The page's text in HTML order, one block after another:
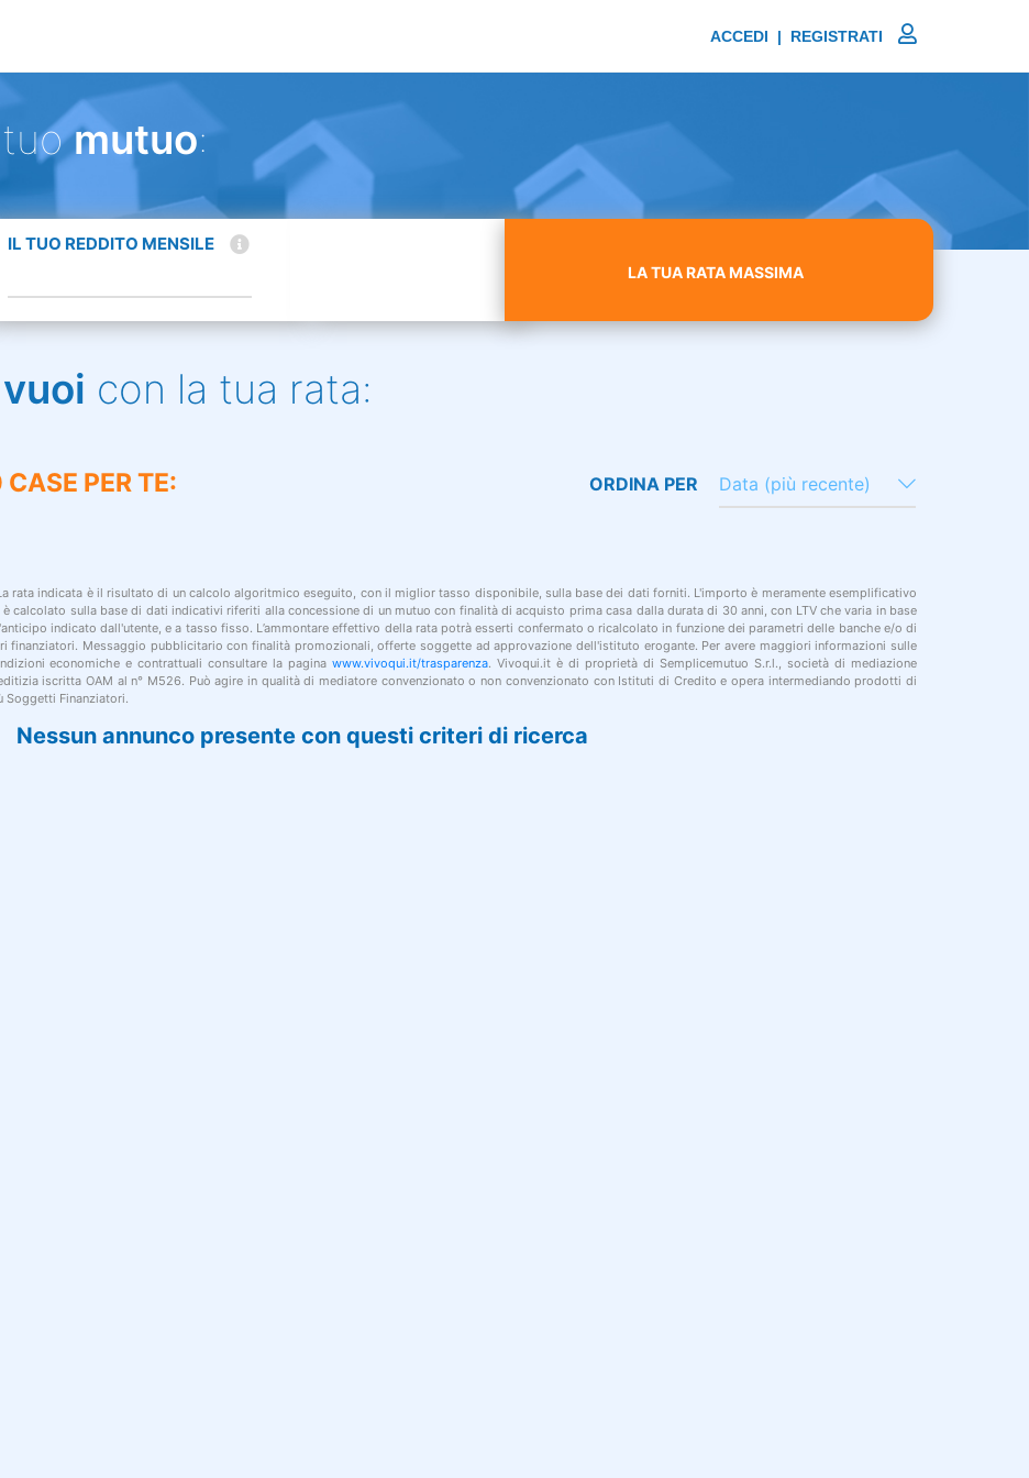
ACCEDI | REGISTRATI
tuomutuo:
IL TUO REDDITO MENSILE
LA TUA RATA MASSIMA
vuoi con la tua rata:
Nessun annunco presente con questi criteri di ricerca
CASE PER TE: ORDINA PER Data (più recente)
rata indicata è il risultato di un calcolo algoritmico eseguito, con il miglior tasso disponibile, sulla base dei dati forniti. L'importo è meramente esemplificativo
è calcolato sulla base di dati indicativi riferiti alla concessione di un mutuo con finalità di acquisto prima casa dalla durata di 30 anni, con LTV che varia in base
indicato dall'utente, e a tasso fisso. L’ammontare effettivo della rata potrà esserti confermato o ricalcolato in funzione dei parametri delle banche e/o di
finanziatori. Messaggio pubblicitario con finalità promozionali, offerte soggette ad approvazione dell'istituto erogante. Per avere maggiori informazioni sulle
economiche e contrattuali consultare la paginawww.vivoqui.it/trasparenza. Vivoqui.it è di proprietà di Semplicemutuo S.r.l., società di mediazione
iscritta OAM al n° M526. Può agire in qualità di mediatore convenzionato o non convenzionato con Istituti di Credito e opera intermediando prodotti di
Soggetti Finanziatori.